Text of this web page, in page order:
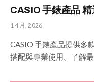
CASIO 手錶產品
1 4 月, 2026
CASIO 手錶產品提供多
搭配與專業使用。了解